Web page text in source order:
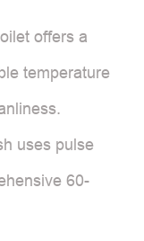
offers a
temperature
uses pulse
60-